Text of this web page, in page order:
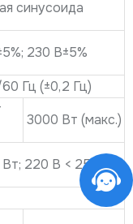
синусоида
230 В±5%
Гц (±0,2 Гц)
3000 Вт (макс.)
Вт; 220 В < 25 Вт